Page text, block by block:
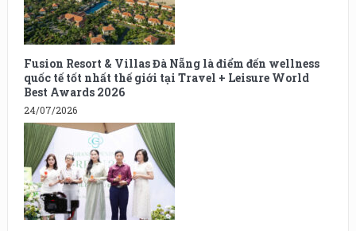
Fusion Resort & Villas Đà Nẵng là điểm đến wellness
quốc tế tốt nhất thế giới tại Travel + Leisure World
Best Awards 2026
24/07/2026